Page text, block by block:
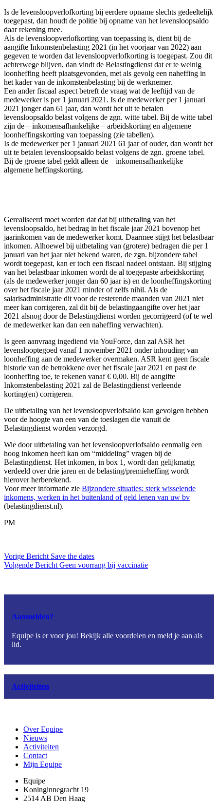
Is de levensloopverlofkorting bij eerdere opname slechts gedeeltelijk
toegepast, dan houdt de politie bij opname van het levensloopsaldo
daar rekening mee.
Als de levensloopverlofkorting van toepassing is, dient bij de
aangifte Inkomstenbelasting 2021 (in het voorjaar van 2022) aan
gegeven te worden dat levensloopverlofkorting is toegepast. Zou dit
achterwege blijven, dan vindt de Belastingdienst dat er te weinig
loonheffing heeft plaatsgevonden, met als gevolg een naheffing in
het kader van de inkomstenbelasting bij de werknemer.
Een ander fiscaal aspect betreft de vraag wat de leeftijd van de
medewerker is per 1 januari 2021. Is de medewerker per 1 januari
2021 jonger dan 61 jaar, dan wordt het uit te betalen
levensloopsaldo belast volgens de zgn. witte tabel. Bij de witte tabel
zijn de – inkomensafhankelijke – arbeidskorting en algemene
loonheffingskorting van toepassing (zie tabellen).
Is de medewerker per 1 januari 2021 61 jaar of ouder, dan wordt het
uit te betalen levensloopsaldo belast volgens de zgn. groene tabel.
Bij de groene tabel geldt alleen de – inkomensafhankelijke –
algemene heffingskorting.
Gerealiseerd moet worden dat dat bij uitbetaling van het
levensloopsaldo, het bedrag in het fiscale jaar 2021 bovenop het
jaarinkomen van de medewerker komt. Daarmee stijgt het belastbaar
inkomen. Alhoewel bij uitbetaling van (grotere) bedragen die per 1
januari van het jaar niet bekend waren, de zgn. bijzondere tabel
wordt toegepast, kan er toch een fiscaal nadeel ontstaan. Bij stijging
van het belastbaar inkomen wordt de al toegepaste arbeidskorting
(als de medewerker jonger dan 60 jaar is) en de loonheffingskorting
over het fiscale jaar 2021 minder of zelfs nihil. Als de
salarisadministratie dit voor de resterende maanden van 2021 niet
meer kan corrigeren, zal dit bij de belastingaangifte over het jaar
2021 alsnog door de Belastingdienst worden gecorrigeerd (of te wel
de medewerker kan dan een naheffing verwachten).
Is geen aanvraag ingediend via YouForce, dan zal ASR het
levenslooptegoed vanaf 1 november 2021 onder inhouding van
loonheffing aan de medewerker overmaken. ASR kent geen fiscale
historie van de betrokkene over het fiscale jaar 2021 en past de
loonheffing toe, te rekenen vanaf € 0,00. Bij de aangifte
Inkomstenbelasting 2021 zal de Belastingdienst verleende
korting(en) corrigeren.
De uitbetaling van het levensloopverlofsaldo kan gevolgen hebben
voor de hoogte van een van de toeslagen die vanuit de
Belastingdienst worden verzorgd.
Wie door uitbetaling van het levensloopverlofsaldo eenmalig een
hoog inkomen heeft kan om “middeling” vragen bij de
Belastingdienst. Het inkomen, in box 1, wordt dan gelijkmatig
verdeeld over drie jaren en de belasting/premieheffing wordt
hierover herberekend.
Voor meer informatie zie Bijzondere situaties: sterk wisselende
inkomens, werken in het buitenland of geld lenen van uw bv
(belastingdienst.nl).
PM
Vorige Bericht Save the dates
Volgende Bericht Geen voorrang bij vaccinatie
Aanmelden?
Equipe is er voor jou! Bekijk alle voordelen en meld je aan als
lid.
Activiteiten
Over Equipe
Nieuws
Activiteiten
Contact
Mijn Equipe
Equipe
Koninginnegracht 19
2514 AB Den Haag